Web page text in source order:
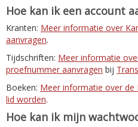
Hoe kan ik een account
Kranten: Meer informatie over
aanvragen.
Tijdschriften: Meer informatie
proefnummer aanvragen bij
Boeken: Meer informatie over de
lid worden.
Hoe kan ik mijn